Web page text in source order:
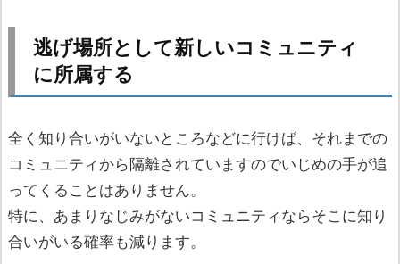
逃げ場所として新しいコミュニティ
に所属する
全く知り合いがいないところなどに行けば、それまでの
コミュニティから隔離されていますのでいじめの手が追
ってくることはありません。
特に、あまりなじみがないコミュニティならそこに知り
合いがいる確率も減ります。